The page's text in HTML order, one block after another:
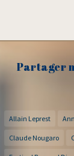
Partager
Allain Leprest
Claude Nougaro